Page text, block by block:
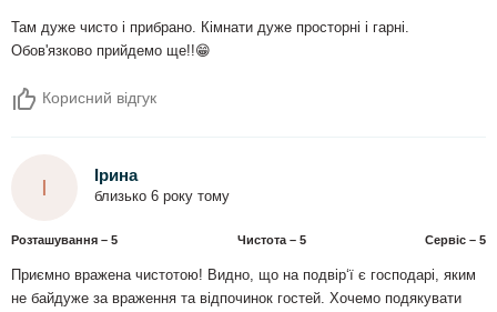
Там дуже чисто і прибрано. Кімнати дуже просторні і гарні.
Обов'язково прийдемо ще!!😁
Корисний відгук
І Ірина
близько 6 року тому
Розташування – 5 Чистота – 5 Сервіс – 5
Приємно вражена чистотою! Видно, що на подвір‘ї є господарі, яким
не байдуже за враження та відпочинок гостей. Хочемо подякувати